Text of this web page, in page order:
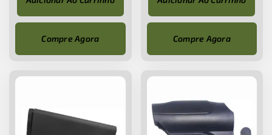
Compre Agora Compre Agora